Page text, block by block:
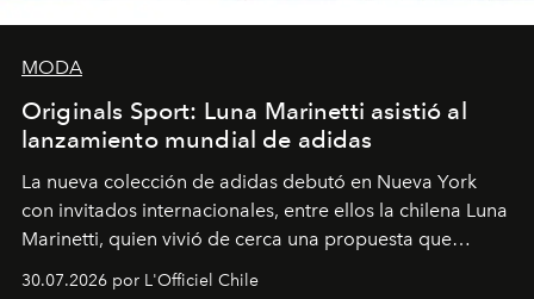
MODA
Originals Sport: Luna Marinetti asistió al
lanzamiento mundial de adidas
La nueva colección de adidas debutó en Nueva York
con invitados internacionales, entre ellos la chilena Luna
Marinetti, quien vivió de cerca una propuesta que
fusiona moda y rendimiento.
30.07.2026 por L'Officiel Chile